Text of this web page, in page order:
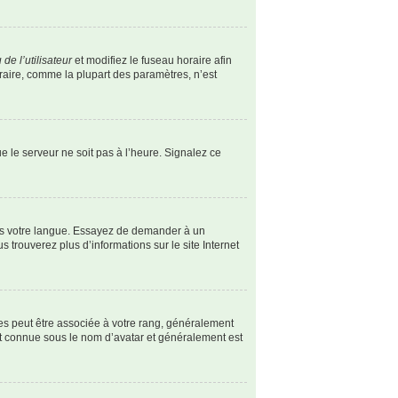
de l’utilisateuret modifiez le fuseau horaire afin
comme la plupart des paramètres, n’est
le serveur ne soit pas à l’heure. Signalez ce
votre langue. Essayez de demander à un
trouverez plus d’informations sur le site Internet
peut être associée à votre rang, généralement
sous le nom d’avatar et généralement est